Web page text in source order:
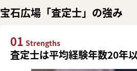
宝石広場「査定士」の強み
01 Strengths
査定士は平均経験年数20年